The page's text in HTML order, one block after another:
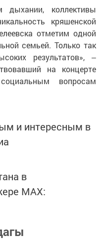
коллективы
кряшенской
отметим одной
семьей. Только так
результатов», ‒
на концерте
вопросам
и интересным в
в
MАХ: